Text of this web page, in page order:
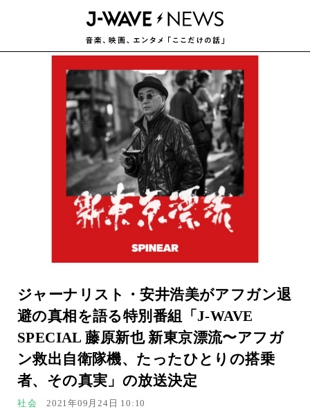
ジャーナリスト・安井浩美がアフガン退
避の真相を語る特別番組「J-WAVE
SPECIAL 藤原新也 新東京漂流〜アフガ
ン救出自衛隊機、たったひとりの搭乗
者、その真実」の放送決定
社会 2021年09月24日 10:10